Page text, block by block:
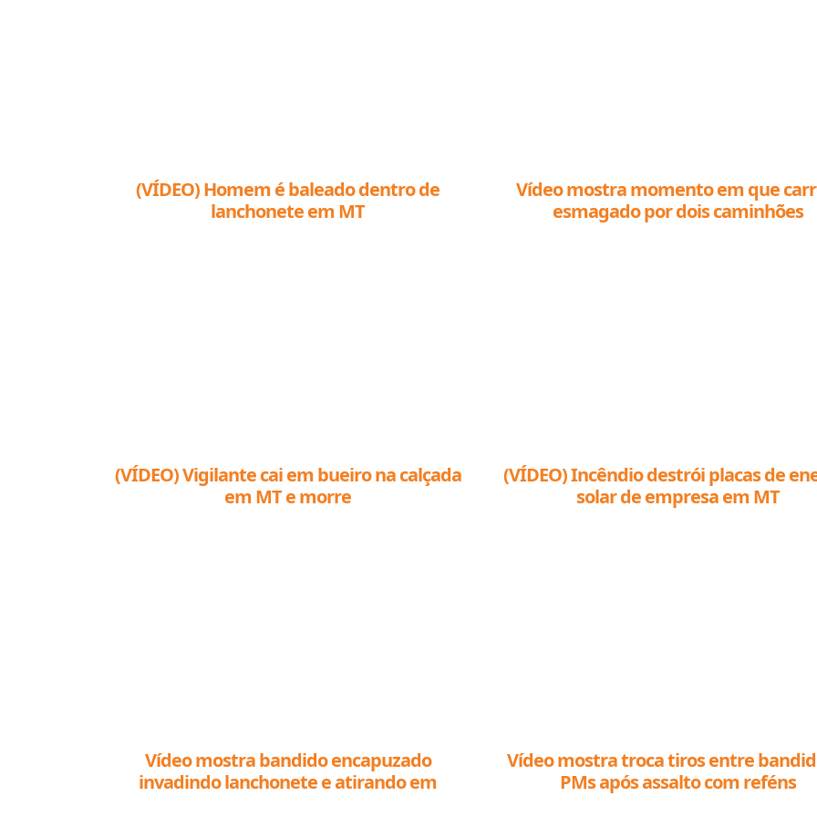
(VÍDEO) Homem é baleado dentro de
lanchonete em MT
Vídeo mostra momento em que
esmagado por dois caminhões
(VÍDEO) Vigilante cai em bueiro na calçada
em MT e morre
(VÍDEO) Incêndio destrói placas de
solar de empresa em MT
Vídeo mostra bandido encapuzado
invadindo lanchonete e atirando em
Vídeo mostra troca tiros entre
PMs após assalto com reféns